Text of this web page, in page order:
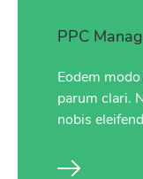
PPC
Eodem
parum clari.
nobis